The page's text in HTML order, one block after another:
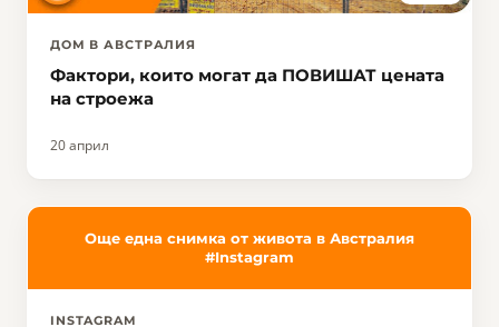
ДОМ В АВСТРАЛИЯ
Фактори, които могат да ПОВИШАТ цената
на строежа
20 април
Още една снимка от живота в Австралия
#Instagram
INSTAGRAM